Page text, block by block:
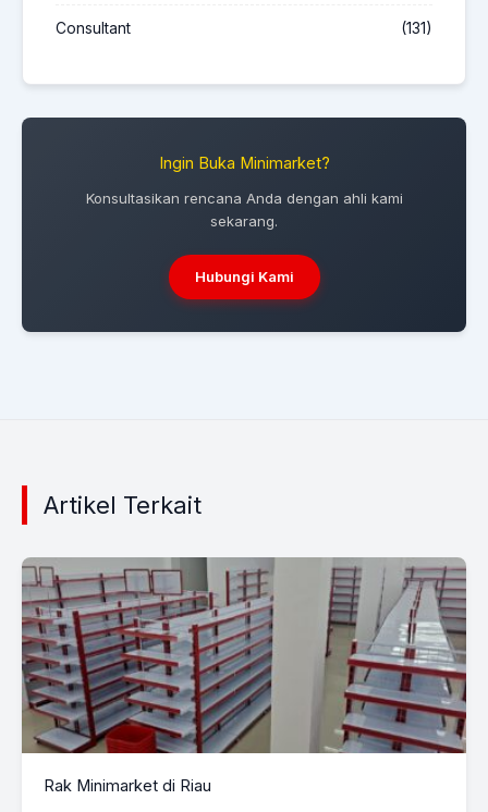
Consultant (131)
Ingin Buka Minimarket?
Konsultasikan rencana Anda dengan ahli kami
sekarang.
Hubungi Kami
Artikel Terkait
Rak Minimarket di Riau